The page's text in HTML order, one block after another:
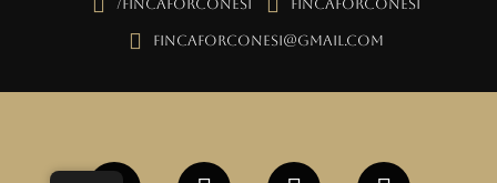
/fincaforconesi fincaforconesi
fincaforconesi@gmail.com